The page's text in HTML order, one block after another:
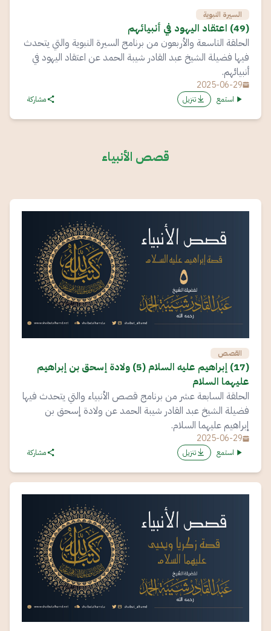
السيرة النبوية
(49) اعتقاد اليهود في أنبيائهم
الحلقة التاسعة والأربعون من برنامج السيرة النبوية والتي يتحدث
فيها فضيلة الشيخ عبد القادر شيبة الحمد عن اعتقاد اليهود في
أنبيائهم.
2025-06-29
استمع تنزيل مشاركة
قصص الأنبياء
القصص
(17) إبراهيم عليه السلام (5) ولادة إسحق بن إبراهيم
عليهما السلام
الحلقة السابعة عشر من برنامج قصص الأنبياء والتي يتحدث فيها
فضيلة الشيخ عبد القادر شيبة الحمد عن ولادة إسحق بن
إبراهيم عليهما السلام.
2025-06-29
استمع تنزيل مشاركة